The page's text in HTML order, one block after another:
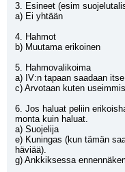
3. Esineet (esim
a) Ei yhtään
4. Hahmot
b) Muutama erikoinen
5. Hahmovalikoima
a) IV:n tapaan saadaan
c) Arvotaan kuten
6. Jos haluat peliin
monta kuin haluat.
a) Suojelija
e) Kuningas (kun tämän
häviää).
g) Ankkiksessa